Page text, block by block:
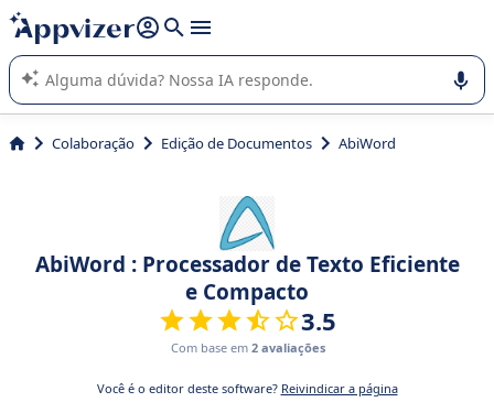
de nossa IA (várias linhas com
A IA do Appvizer o orienta no uso ou na seleção de software
SaaS para sua empresa.
Colaboração Edição de Documentos AbiWord
AbiWord : Processador de Texto Eficiente
e Compacto
3.5
Com base em 2 avaliações
Você é o editor deste software? Reivindicar a página